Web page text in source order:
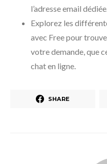
l’adresse email
Explorez les
avec Free pour
votre demande, que
chat en ligne.
SHARE